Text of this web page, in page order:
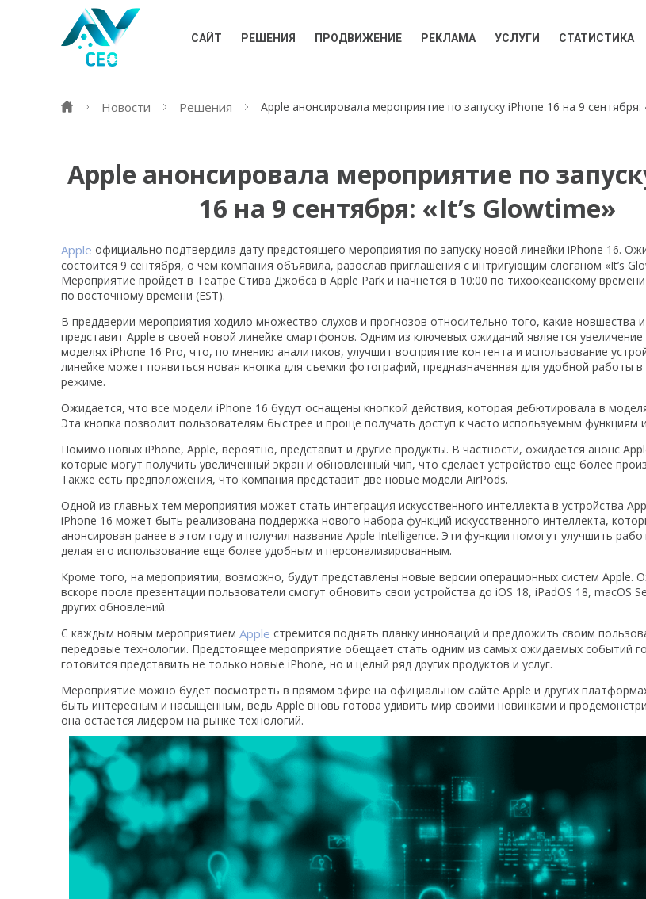
САЙТ РЕШЕНИЯ ПРОДВИЖЕНИЕ РЕКЛАМА УСЛУГИ СТАТИСТИКА
Новости Решения Apple анонсировала мероприятие по запуску iPhone 16 на 9 сентября:
Apple анонсировала мероприятие по
16 на 9 сентября: «It’s Glowtime»
Apple официально подтвердила дату предстоящего мероприятия по запуску новой линейки iPhone 16.
состоится 9 сентября, о чем компания объявила, разослав приглашения с интригующим слоганом «It’s
Мероприятие пройдет в Театре Стива Джобса в Apple Park и начнется в 10:00 по тихоокеанскому времени
по восточному времени (EST).
В преддверии мероприятия ходило множество слухов и прогнозов относительно того, какие новшества
представит Apple в своей новой линейке смартфонов. Одним из ключевых ожиданий является увеличение
моделях iPhone 16 Pro, что, по мнению аналитиков, улучшит восприятие контента и использование
линейке может появиться новая кнопка для съемки фотографий, предназначенная для удобной работы
режиме.
Ожидается, что все модели iPhone 16 будут оснащены кнопкой действия, которая дебютировала в
Эта кнопка позволит пользователям быстрее и проще получать доступ к часто используемым функциям
Помимо новых iPhone, Apple, вероятно, представит и другие продукты. В частности, ожидается анонс
которые могут получить увеличенный экран и обновленный чип, что сделает устройство еще более
Также есть предположения, что компания представит две новые модели AirPods.
Одной из главных тем мероприятия может стать интеграция искусственного интеллекта в устройства
iPhone 16 может быть реализована поддержка нового набора функций искусственного интеллекта,
анонсирован ранее в этом году и получил название Apple Intelligence. Эти функции помогут улучшить
делая его использование еще более удобным и персонализированным.
Кроме того, на мероприятии, возможно, будут представлены новые версии операционных систем Apple.
вскоре после презентации пользователи смогут обновить свои устройства до iOS 18, iPadOS 18, macOS
других обновлений.
С каждым новым мероприятием Apple стремится поднять планку инноваций и предложить своим
передовые технологии. Предстоящее мероприятие обещает стать одним из самых ожидаемых событий
готовится представить не только новые iPhone, но и целый ряд других продуктов и услуг.
Мероприятие можно будет посмотреть в прямом эфире на официальном сайте Apple и других
быть интересным и насыщенным, ведь Apple вновь готова удивить мир своими новинками и
она остается лидером на рынке технологий.